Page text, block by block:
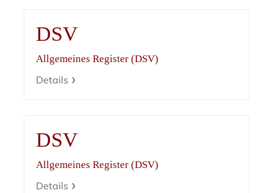
DSV
Allgemeines Register (DSV)
Details
DSV
Allgemeines Register (DSV)
Details